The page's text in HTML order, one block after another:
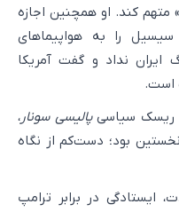
کند. او همچنین اجازه
را به هواپیماهای
ایران نداد و گفت آمریکا
است.
ریسک سیاسیپالیسی سونار،
بود؛ دست‌کم از نگاه
ایستادگی در برابر ترامپ